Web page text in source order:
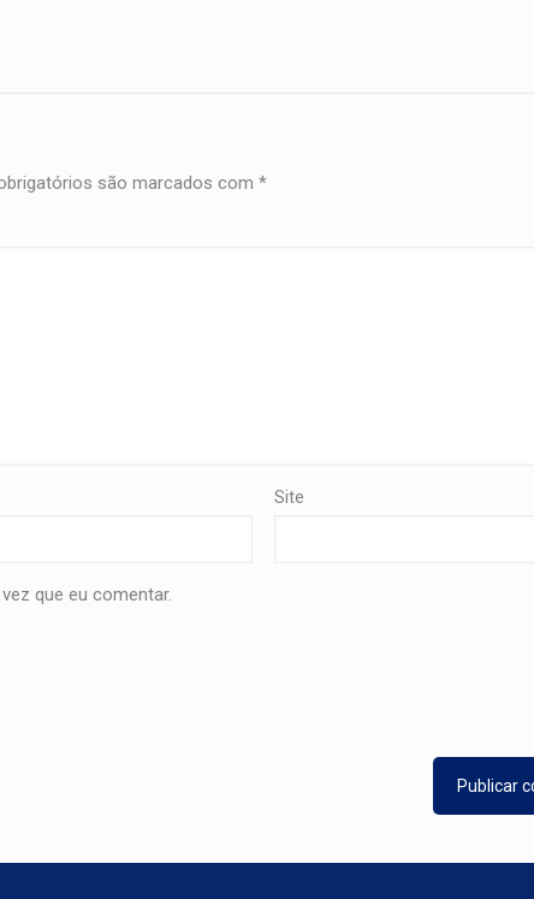
são marcados com *
Site
que eu comentar.